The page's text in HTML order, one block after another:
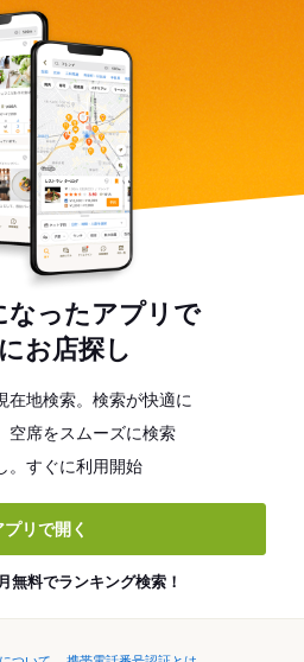
なったアプリで
お店探し
在地検索。検索が快適に
空席をスムーズに検索
。すぐに利用開始
プリで開く
無料でランキング検索！